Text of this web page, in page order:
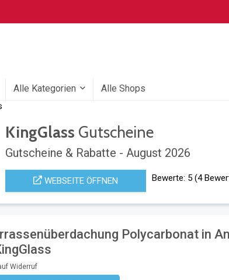
Alle Kategorien Alle Shops
KingGlass Gutscheine
Gutscheine & Rabatte - August 2026
WEBSEITE ÖFFNEN Bewerte: 5 (4
Polycarbonat in
Widerruf